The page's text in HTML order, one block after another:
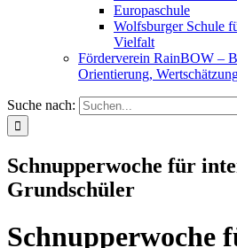
Europaschule
Wolfsburger Schule
Vielfalt
Förderverein RainBOW –
Orientierung,
Suche nach:
Schnupperwoche für
Grundschüler
Schnupperwoche